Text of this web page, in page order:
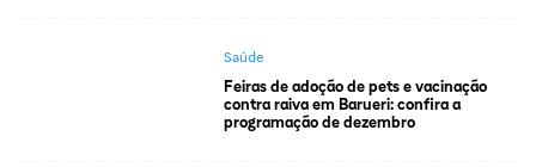
Saúde
Feiras de adoção de pets e vacinação
contra raiva em Barueri: confira a
programação de dezembro